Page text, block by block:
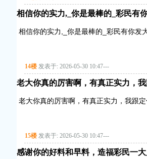
相信你的实力,_你是最棒的_彩民有
相信你的实力,_你是最棒的_彩民有你发
14楼 发表于: 2026-05-30 10:47---
老大你真的厉害啊，有真正实力，
老大你真的厉害啊，有真正实力，我跟
15楼 发表于: 2026-05-30 10:47---
感谢你的好料和早料，造福彩民一